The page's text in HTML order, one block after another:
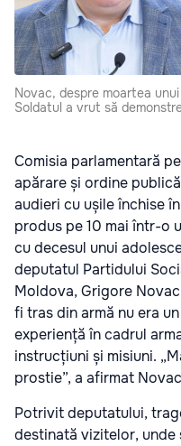
Novac, despre moartea
Soldatul a vrut să
Comisia parlamentară
apărare și ordine
audieri cu ușile închise
produs pe 10 mai într-o
cu decesul unui
deputatul Partidului
Moldova, Grigore
fi tras din armă nu era
experiență în cadrul
instrucțiuni și misiuni.
prostie”, a afirmat
Potrivit deputatului,
destinată vizitelor, unde